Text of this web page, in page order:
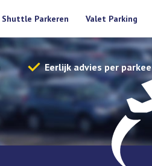
Shuttle Parkeren Valet Parking
Eerlijk advies per